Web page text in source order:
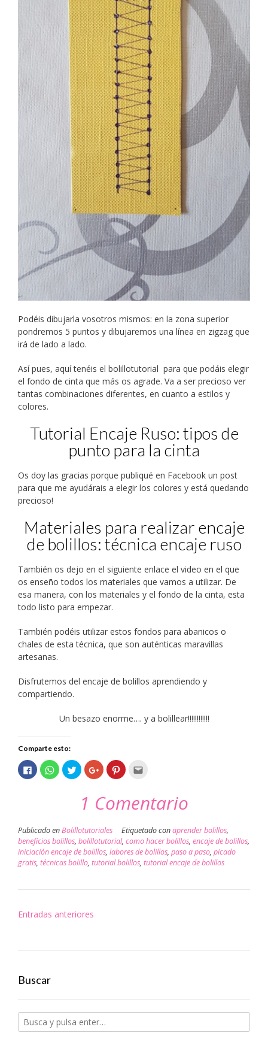
Podéis dibujarla vosotros mismos: en la zona superior
pondremos 5 puntos y dibujaremos una línea en zigzag que
irá de lado a lado.
Así pues, aquí tenéis el bolillotutorial para que podáis elegir
el fondo de cinta que más os agrade. Va a ser precioso ver
tantas combinaciones diferentes, en cuanto a estilos y
colores.
Tutorial Encaje Ruso: tipos de
punto para la cinta
Os doy las gracias porque publiqué en Facebook un post
para que me ayudárais a elegir los colores y está quedando
precioso!
Materiales para realizar encaje
de bolillos: técnica encaje ruso
También os dejo en el siguiente enlace el video en el que
os enseño todos los materiales que vamos a utilizar. De
esa manera, con los materiales y el fondo de la cinta, esta
todo listo para empezar.
También podéis utilizar estos fondos para abanicos o
chales de esta técnica, que son auténticas maravillas
artesanas.
Disfrutemos del encaje de bolillos aprendiendo y
compartiendo.
Un besazo enorme…. y a bolillear!!!!!!!!!!!!
Comparte esto:
Haz
clic
para
una
ventana
nueva)
Haz
clic
para
WhatsApp
una
ventana
nueva)
Haz
clic
para
en
Twitter
(Se
en
una
ventana
nueva)
Haz
clic
para
en
Google+
(Se
en
una
ventana
nueva)
Haz
clic
Pinterest
(Se
una
ventana
nueva)
por
correo
electrónico
amigo
(Se
abre
en
una
ventana
1 Comentario
Publicado enBolillotutoriales Etiquetado conaprender bolillos,
beneficios bolillos, bolillotutorial, como hacer bolillos, encaje de bolillos,
iniciación encaje de bolillos, labores de bolillos, paso a paso, picado
gratis, técnicas bolillo, tutorial bolillos, tutorial encaje de bolillos
Navegación
Entradas anteriores
Buscar